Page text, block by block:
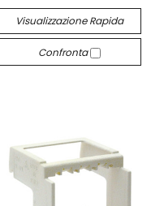
Visualizzazione Rapida
Confronta